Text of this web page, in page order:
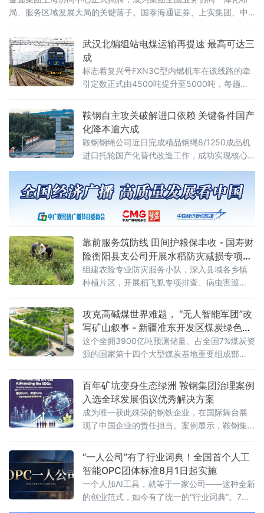
局、服务区域发展大局的关键落子。国泰海通证券、上实集团、中
家金融机构，复旦大学、宁德时代等多家高校智库及产业合作伙伴
到场见证。上海是金融改革开放的前沿阵地，正加快推进上海国际
金融中心建设和长三角一体化发
武汉北编组站电煤运输再提速 最高可达三
成
标志着复兴号FXN3C型内燃机车在该线路的牵
引定数正式由4500吨提升至5000吨，每趟车
号FXN3C型内燃机车是我国自主研发的新一代
干线货运主力装备。2025年12月8日，
鞍钢自主攻关破解进口依赖 关键备件国产
化降本逾六成
鞍钢钢绳公司近日完成精品钢绳8/1250成品机
进口托轮国产化替代改造工作，成功实现核心
行提供坚实硬件保障。此举标志着鞍钢在关键
零部件国产化攻关领域取得新突破。据介绍，
8/1250成品机是该公司精品钢丝绳生产的核心
设备，其配套托轮此前长期依赖进口。进口托
引发产线停机，长期制约设备运行效
靠前服务筑防线 田间护粮保丰收 - 国寿财
险衡阳县支公司开展水稻防灾减损专项行
动
组建农险专业防灾服务小队，深入县域各乡镇
种植片区，开展稻飞虱专项排查、病虫害巡
行动，将风控关口前移，变灾后被动理赔为灾
前主动防控，全力守护农户种粮收益。 在田间
地头，工作
攻克高碱煤世界难题， “无人智能军团”改
写矿山叙事 - 新疆准东开发区煤炭绿色智
能转型驶入深水区
这个坐拥3900亿吨预测储量、占全国7%煤炭资
源的国家第十四个大型煤炭基地重要组成部
脖子”难题到加快无人矿卡规模化落地，在“十五
五”开局之年交出一份绿色化、智能化转型的硬
核答卷。
百年矿坑变身生态绿洲 鞍钢集团治理案例
入选全球发展倡议优秀解决方案
成为唯一获此殊荣的钢铁企业，在国际舞台展
现了中国企业的责任担当。案例显示，鞍钢集
“一人公司”有了行业词典！全国首个人工
智能OPC团体标准8月1日起实施
一个人加AI工具，就等于一家公司——这种全新
的创业范式，如今有了统一的“行业词典”。7月3